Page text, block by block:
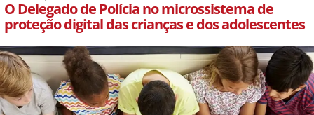
O Delegado de Polícia no microssistema de
proteção digital das crianças e dos adolescentes